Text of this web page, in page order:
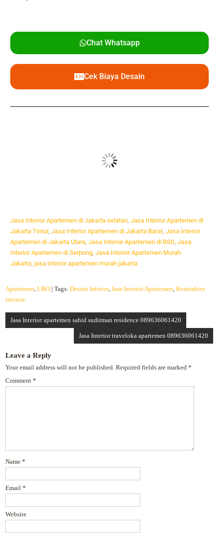
Chat Whatsapp
Cek Biaya Desain
Jasa Interior Apartemen di Jakarta selatan,Jasa Interior Apartemen di
Jakarta Timur,Jasa Interior Apartemen di Jakarta Barat,Jasa Interior
Apartemen di Jakarta Utara,Jasa Interior Apartemen di BSD,Jasa
Interior Apartemen di Serpong, Jasa Interior Apartemen Murah
Jakarta, jasa interior apartemen murah jakarta
Apartemen,LBO | Tags:Desain Interior,Jasa Interior Apartemen,Kontraktor
interior
Jasa Interior apartemen sahid sudirman residence 089636061420
Jasa Interior traveloka apartemen 089636061420
Leave a Reply
Your email address will not be published. Required fields are marked*
Comment*
Name*
Email*
Website